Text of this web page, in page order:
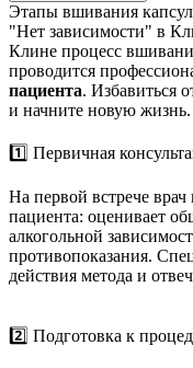
Этапы вшивания
"Нет зависимости" в
Клине процесс
проводится
пациента. Избавиться
и начните новую жизнь.
1️⃣ Первичная
На первой встрече
пациента: оценивает
алкогольной
противопоказания.
действия метода и
2️⃣ Подготовка к